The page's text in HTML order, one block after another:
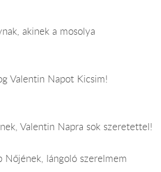
akinek a mosolya
Valentin Napot Kicsim!
Valentin Napra sok szeretettel!
lángoló szerelmem